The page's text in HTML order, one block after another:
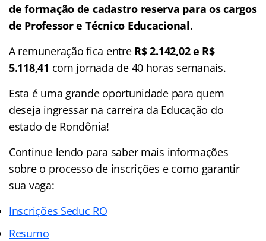
de formação de cadastro reserva para os cargos
de Professor e Técnico Educacional.
A remuneração fica entre R$ 2.142,02 e R$
5.118,41 com jornada de 40 horas semanais.
Esta é uma grande oportunidade para quem
deseja ingressar na carreira da Educação do
estado de Rondônia!
Continue lendo para saber mais informações
sobre o processo de inscrições e como garantir
sua vaga:
Inscrições Seduc RO
Resumo